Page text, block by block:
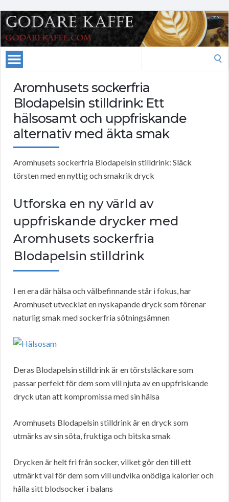
Aromhusets sockerfria
Blodapelsin stilldrink: Ett
hälsosamt och uppfriskande
alternativ med äkta smak
Aromhusets sockerfria Blodapelsin stilldrink: Släck
törsten med en nyttig och smakrik dryck
Utforska en ny värld av
uppfriskande drycker med
Aromhusets sockerfria
Blodapelsin stilldrink
I en era där hälsa och välbefinnande står i fokus, har
Aromhuset utvecklat en nyskapande dryck som förenar
naturlig smak med sockerfria sötningsämnen
Deras Blodapelsin stilldrink är en törstsläckare som
passar perfekt för dem som vill njuta av en uppfriskande
dryck utan att kompromissa med sin hälsa
Aromhusets Blodapelsin stilldrink är en dryck som
utmärks av sin söta, fruktiga och bitska smak
Drycken är helt fri från socker, vilket gör den till ett
utmärkt val för dem som vill undvika onödiga kalorier och
hålla sitt blodsocker i balans